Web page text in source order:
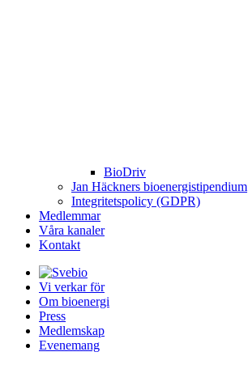
BioDriv
Jan Häckners bioenergistipendium
Integritetspolicy (GDPR)
Medlemmar
Våra kanaler
Kontakt
Vi verkar för
Om bioenergi
Press
Medlemskap
Evenemang